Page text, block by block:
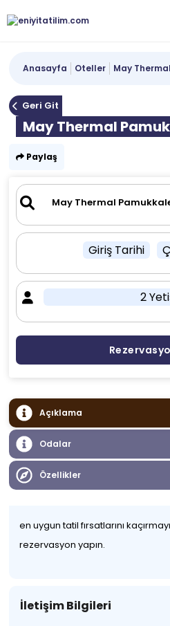
Anasayfa Oteller May
Geri Git
May Thermal
Paylaş
Giriş Tarihi
2
Açıklama
Odalar
Özellikler
en uygun tatil fırsatlarını
rezervasyon yapın.
İletişim Bilgileri